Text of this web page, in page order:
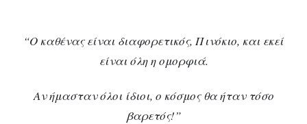
“Ο καθένας είναι διαφορετικός, Πινόκιο, και εκεί
είναι όλη η ομορφιά.
Αν ήμασταν όλοι ίδιοι, ο κόσμος θα ήταν τόσο
βαρετός!”